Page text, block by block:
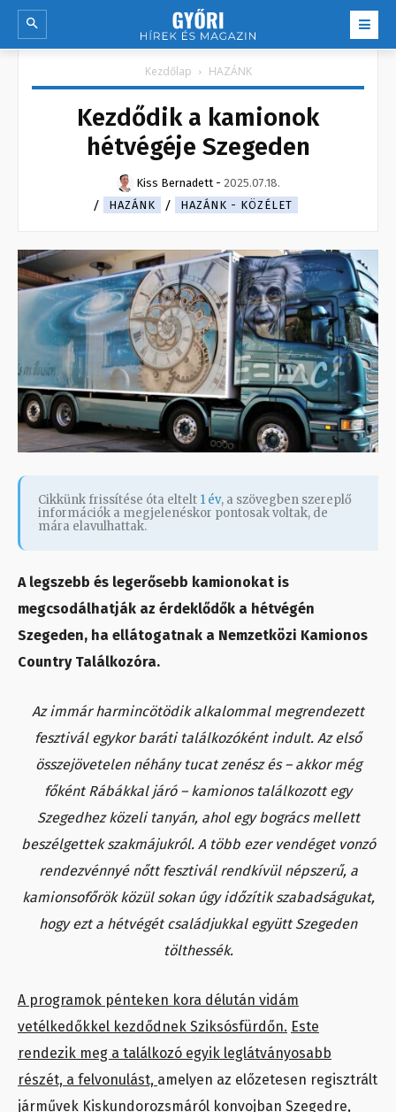
Kezdőlap HAZÁNK
Kezdődik a kamionok
hétvégéje Szegeden
Kiss Bernadett - 2025.07.18.
HAZÁNK
HAZÁNK - KÖZÉLET
Cikkünk frissítése óta eltelt 1 év, a szövegben szereplő
információk a megjelenéskor pontosak voltak, de
mára elavulhattak.
A legszebb és legerősebb kamionokat is
megcsodálhatják az érdeklődők a hétvégén
Szegeden, ha ellátogatnak a Nemzetközi Kamionos
Country Találkozóra.
Az immár harmincötödik alkalommal megrendezett
fesztivál egykor baráti találkozóként indult. Az első
összejövetelen néhány tucat zenész és – akkor még
főként Rábákkal járó – kamionos találkozott egy
Szegedhez közeli tanyán, ahol egy bogrács mellett
beszélgettek szakmájukról. A több ezer vendéget vonzó
rendezvénnyé nőtt fesztivál rendkívül népszerű, a
kamionsofőrök közül sokan úgy időzítik szabadságukat,
hogy ezt a hétvégét családjukkal együtt Szegeden
tölthessék.
A programok pénteken kora délután vidám
vetélkedőkkel kezdődnek Sziksósfürdőn. Este
rendezik meg a találkozó egyik leglátványosabb
részét, a felvonulást, amelyen az előzetesen regisztrált
járművek Kiskundorozsmáról konvojban Szegedre,